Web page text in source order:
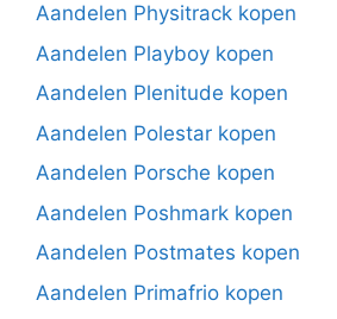
Aandelen Physitrack kopen
Aandelen Playboy kopen
Aandelen Plenitude kopen
Aandelen Polestar kopen
Aandelen Porsche kopen
Aandelen Poshmark kopen
Aandelen Postmates kopen
Aandelen Primafrio kopen